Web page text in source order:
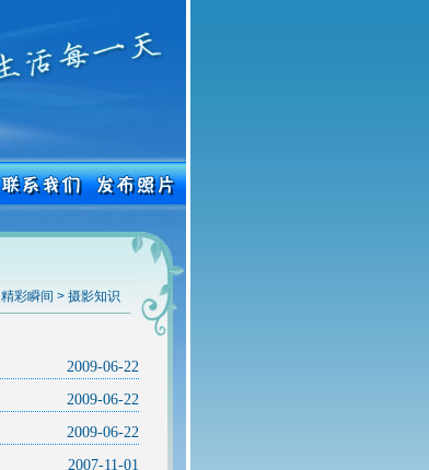
精彩瞬间 > 摄影知识
2009-06-22
2009-06-22
2009-06-22
2007-11-01